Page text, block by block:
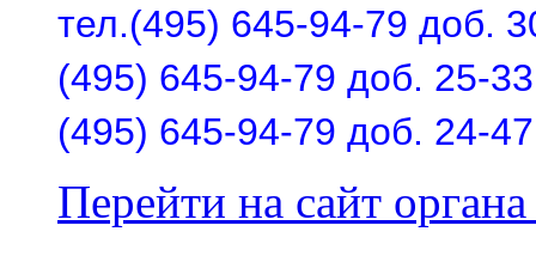
тел.(495) 645-94-79 доб.
(495) 645-94-79 доб. 25-33
(495) 645-94-79 доб. 24-47
Перейти на сайт